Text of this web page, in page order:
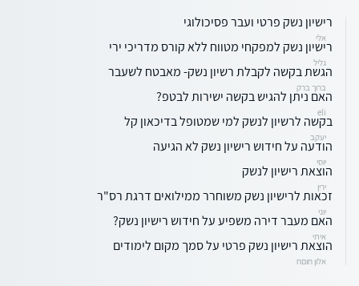
רישיון נשק פרטי ועבר פסיכולוגי
אלי
רישיון נשק למפקחי מטווח ללא קורס מדריכי ירי
גליל
הגשת בקשה לקבלת רשיון נשק- מאבטח לשעבר
ברוך ברק
האם ניתן להגיש בקשה ישירות לבטפ?
eli
בקשה לרשיון לנשק למי שמטופל בדיכאון קל
יעקב
הודעה על חידוש רישיון נשק לא הגיעה
יוסי
הוצאת רישיון לנשק
ירין
זכאות לרישיון נשק משוחרר ממילואים דרגת רס"ר
יוני
האם מעבר דירה משפיע על חידוש רישיון נשק?
איתי
הוצאת רישיון נשק פרטי על סמך מקום לימודים
אלון חוםח